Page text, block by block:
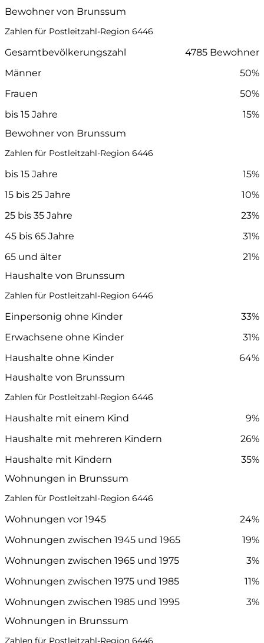
Bewohner von Brunssum
Zahlen für Postleitzahl-Region 6446
Gesamtbevölkerungszahl
4785 Bewohner
Männer
50%
Frauen
50%
bis 15 Jahre
15%
Bewohner von Brunssum
Zahlen für Postleitzahl-Region 6446
bis 15 Jahre
15%
15 bis 25 Jahre
10%
25 bis 35 Jahre
23%
45 bis 65 Jahre
31%
65 und älter
21%
Haushalte von Brunssum
Zahlen für Postleitzahl-Region 6446
Einpersonig ohne Kinder
33%
Erwachsene ohne Kinder
31%
Haushalte ohne Kinder
64%
Haushalte von Brunssum
Zahlen für Postleitzahl-Region 6446
Haushalte mit einem Kind
9%
Haushalte mit mehreren Kindern
26%
Haushalte mit Kindern
35%
Wohnungen in Brunssum
Zahlen für Postleitzahl-Region 6446
Wohnungen vor 1945
24%
Wohnungen zwischen 1945 und 1965
19%
Wohnungen zwischen 1965 und 1975
3%
Wohnungen zwischen 1975 und 1985
11%
Wohnungen zwischen 1985 und 1995
3%
Wohnungen in Brunssum
Zahlen für Postleitzahl-Region 6446